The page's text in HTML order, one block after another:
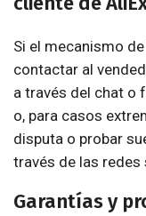
Si el mecanismo
contactar al
a través del chat o
o, para casos
disputa o probar
través de las redes
Garantías y